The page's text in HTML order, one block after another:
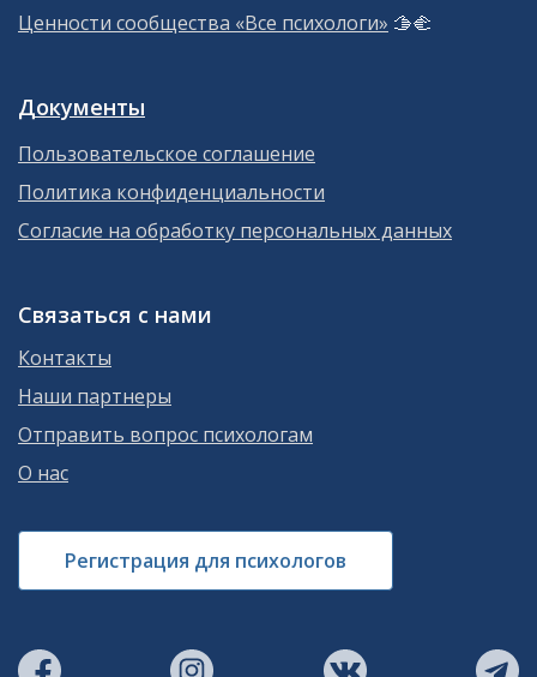
Ценности сообщества «Все психологи» 🫱‍🫲
Документы
Пользовательское соглашение
Политика конфиденциальности
Согласие на обработку персональных данных
Связаться с нами
Контакты
Наши партнеры
Отправить вопрос психологам
О нас
Регистрация для психологов